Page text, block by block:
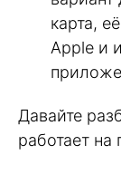
карта,
Apple и
Давайте
работает на